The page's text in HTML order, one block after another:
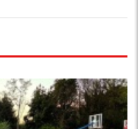
PRILIKA !